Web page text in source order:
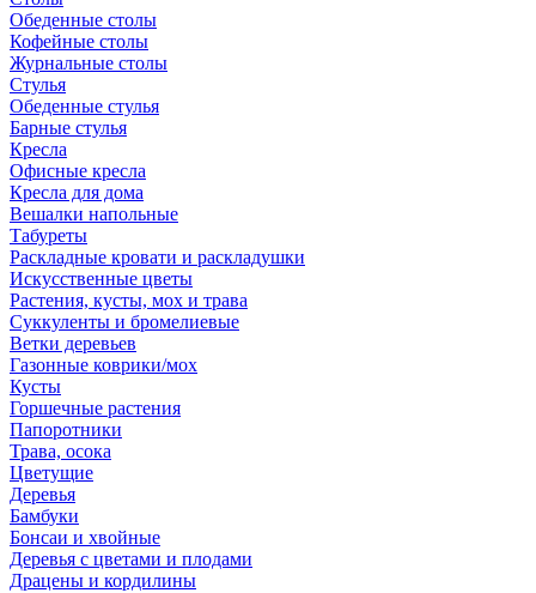
Обеденные столы
Кофейные столы
Журнальные столы
Стулья
Обеденные стулья
Барные стулья
Кресла
Офисные кресла
Кресла для дома
Вешалки напольные
Табуреты
Раскладные кровати и раскладушки
Искусственные цветы
Растения, кусты, мох и трава
Суккуленты и бромелиевые
Ветки деревьев
Газонные коврики/мох
Кусты
Горшечные растения
Папоротники
Трава, осока
Цветущие
Деревья
Бамбуки
Бонсаи и хвойные
Деревья с цветами и плодами
Драцены и кордилины